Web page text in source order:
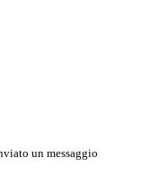
un messaggio